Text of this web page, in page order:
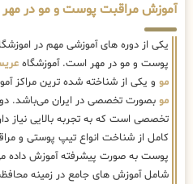
آموزش مراقبت پوست و مو در مهر
یکی از دوره های آموزشی مهم در
پوست و مو در مهر است. آموزشگاه
مو و یکی از شناخته شده ترین مراکز
مو بصورت تخصصی در ایران می‌باشد.
تخصصی است که به تجربه بالایی نیاز
کامل از شناخت انواع تیپ پوستی و
پوست به صورت پیشرفته آموزش داده
شامل آموزش های جامع در زمینه